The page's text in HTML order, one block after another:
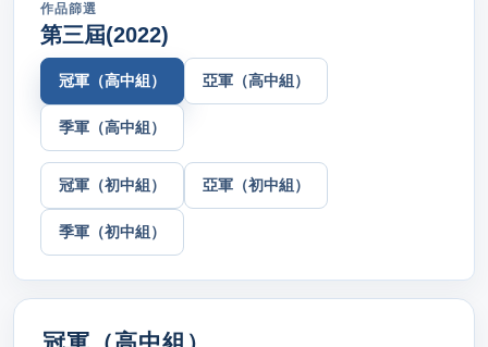
作品篩選
第三屆(2022)
冠軍（高中組） 亞軍（高中組）
季軍（高中組）
冠軍（初中組） 亞軍（初中組）
季軍（初中組）